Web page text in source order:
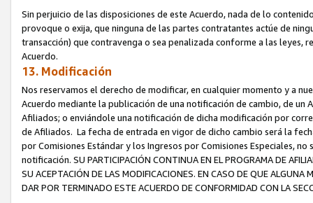
Sin perjuicio de las disposiciones de este Acuerdo, nada de lo
provoque o exija, que ninguna de las partes contratantes actúe de
transacción) que contravenga o sea penalizada conforme a las leyes,
Acuerdo.
13. Modificación
Nos reservamos el derecho de modificar, en cualquier momento y a
Acuerdo mediante la publicación de una notificación de cambio, de
Afiliados; o enviándole una notificación de dicha modificación por
de Afiliados. La fecha de entrada en vigor de dicho cambio será la
por Comisiones Estándar y los Ingresos por Comisiones Especiales,
notificación. SU PARTICIPACIÓN CONTINUA EN EL PROGRAMA DE
SU ACEPTACIÓN DE LAS MODIFICACIONES. EN CASO DE QUE ALGUNA
DAR POR TERMINADO ESTE ACUERDO DE CONFORMIDAD CON LA